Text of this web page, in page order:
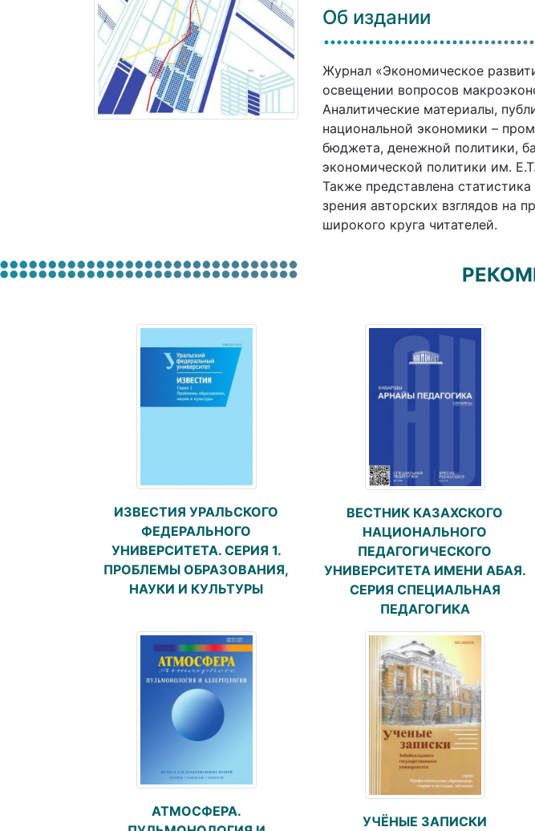
Об издании
Журнал «Экономическое
освещении вопросов
Аналитические материалы,
национальной экономики –
бюджета, денежной политики,
экономической политики им.
Также представлена
зрения авторских взглядов на
широкого круга читателей.
ИЗВЕСТИЯ УРАЛЬСКОГО
ФЕДЕРАЛЬНОГО
УНИВЕРСИТЕТА. СЕРИЯ 1.
ПРОБЛЕМЫ ОБРАЗОВАНИЯ,
НАУКИ И КУЛЬТУРЫ
ВЕСТНИК КАЗАХСКОГО
НАЦИОНАЛЬНОГО
ПЕДАГОГИЧЕСКОГО
УНИВЕРСИТЕТА ИМЕНИ АБАЯ.
СЕРИЯ СПЕЦИАЛЬНАЯ
ПЕДАГОГИКА
АТМОСФЕРА.
УЧЁНЫЕ ЗАПИСКИ